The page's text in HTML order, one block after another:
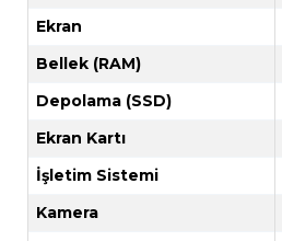
Ekran
Bellek (RAM)
Depolama (SSD)
Ekran Kartı
İşletim Sistemi
Kamera